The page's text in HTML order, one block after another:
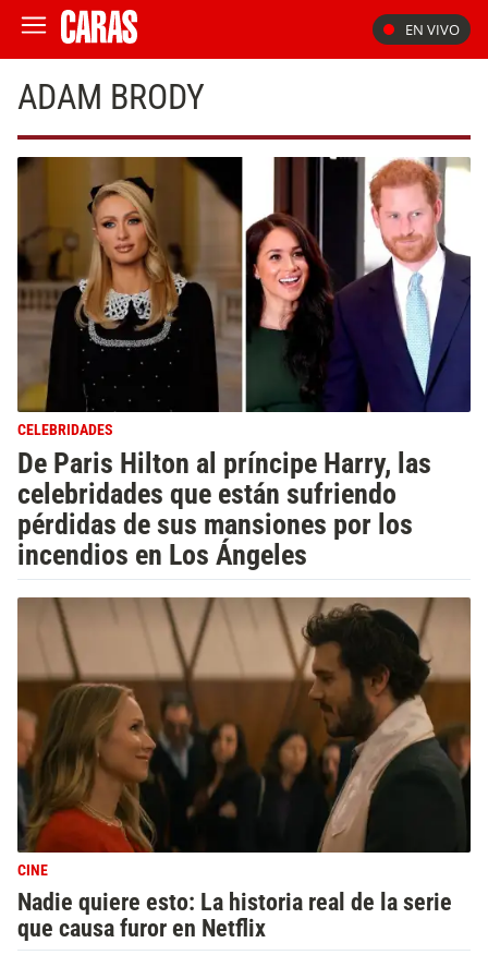
EN VIVO
ADAM BRODY
CELEBRIDADES
De Paris Hilton al príncipe Harry, las
celebridades que están sufriendo
pérdidas de sus mansiones por los
incendios en Los Ángeles
CINE
Nadie quiere esto: La historia real de la serie
que causa furor en Netflix